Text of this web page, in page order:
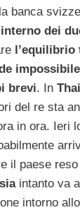
banca
dei
l’equilibrio
brevi. In
del re sta
in ora. Ieri
il paese reso
intanto va
intorno